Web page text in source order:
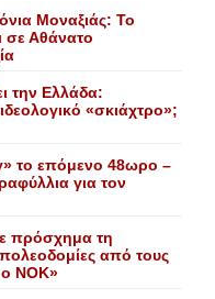
Μοναξιάς: Το
σε Αθάνατο
την Ελλάδα:
«σκιάχτρο»;
το επόμενο 48ωρο –
για τον
πρόσχημα τη
από τους
NOK»